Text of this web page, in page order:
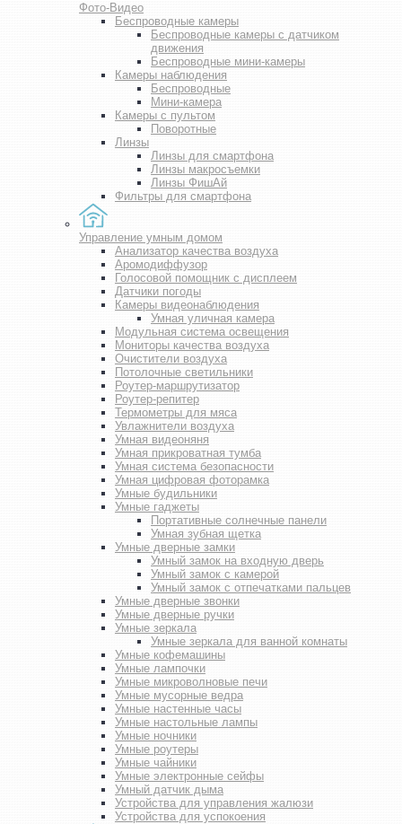
Фото-Видео
Беспроводные камеры
Беспроводные камеры с датчиком
движения
Беспроводные мини-камеры
Камеры наблюдения
Беспроводные
Мини-камера
Камеры с пультом
Поворотные
Линзы
Линзы для смартфона
Линзы макросъемки
Линзы ФишАй
Фильтры для смартфона
Управление умным домом
Анализатор качества воздуха
Аромодиффузор
Голосовой помощник с дисплеем
Датчики погоды
Камеры видеонаблюдения
Умная уличная камера
Модульная система освещения
Мониторы качества воздуха
Очистители воздуха
Потолочные светильники
Роутер-маршрутизатор
Роутер-репитер
Термометры для мяса
Увлажнители воздуха
Умная видеоняня
Умная прикроватная тумба
Умная система безопасности
Умная цифровая фоторамка
Умные будильники
Умные гаджеты
Портативные солнечные панели
Умная зубная щетка
Умные дверные замки
Умный замок на входную дверь
Умный замок с камерой
Умный замок с отпечатками пальцев
Умные дверные звонки
Умные дверные ручки
Умные зеркала
Умные зеркала для ванной комнаты
Умные кофемашины
Умные лампочки
Умные микроволновые печи
Умные мусорные ведра
Умные настенные часы
Умные настольные лампы
Умные ночники
Умные роутеры
Умные чайники
Умные электронные сейфы
Умный датчик дыма
Устройства для управления жалюзи
Устройства для успокоения